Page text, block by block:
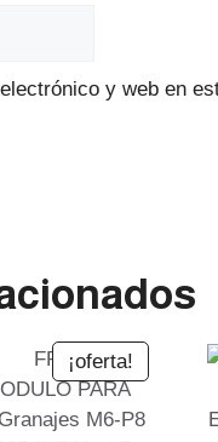
y web en
¡oferta!